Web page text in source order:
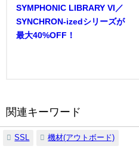
SYMPHONIC LIBRARY VI／
SYNCHRON-izedシリーズが
最大40%OFF！
関連キーワード
SSL 機材(アウトボード)